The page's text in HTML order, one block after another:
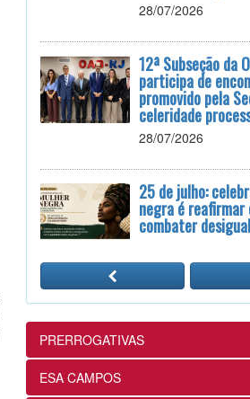
28/07/2026
12ª Subseção da
participa de
promovido pela
celeridade
28/07/2026
25 de julho:
negra é
combater
12ª Subseção e
Masterclass
Eleitorais na Prática
24/07/2026
PRERROGATIVAS
ESA CAMPOS